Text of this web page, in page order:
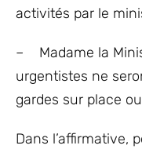
activités par le
– Madame la
urgentistes ne
gardes sur place
Dans l’affirmative,